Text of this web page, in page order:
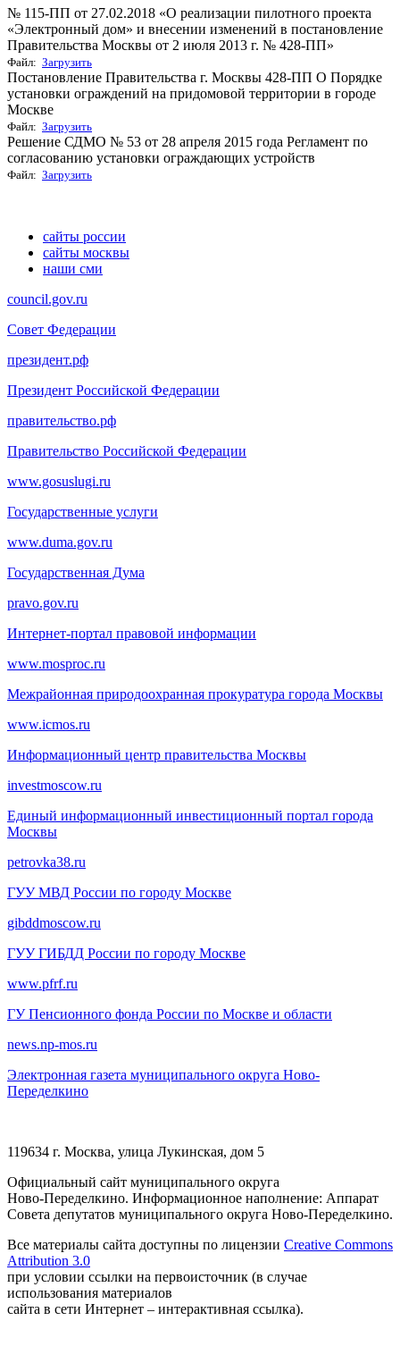
№ 115-ПП от 27.02.2018 «О реализации пилотного проекта
«Электронный дом» и внесении изменений в постановление
Правительства Москвы от 2 июля 2013 г. № 428-ПП»
Файл: Загрузить
Постановление Правительства г. Москвы 428-ПП О Порядке
установки ограждений на придомовой территории в городе
Москве
Файл: Загрузить
Решение СДМО № 53 от 28 апреля 2015 года Регламент по
согласованию установки ограждающих устройств
Файл: Загрузить
сайты россии
сайты москвы
наши сми
council.gov.ru
Совет Федерации
президент.рф
Президент Российской Федерации
правительство.рф
Правительство Российской Федерации
www.gosuslugi.ru
Государственные услуги
www.duma.gov.ru
Государственная Дума
pravo.gov.ru
Интернет-портал правовой информации
www.mosproc.ru
Межрайонная природоохранная прокуратура города Москвы
www.icmos.ru
Информационный центр правительства Москвы
investmoscow.ru
Единый информационный инвестиционный портал города
Москвы
petrovka38.ru
ГУУ МВД России по городу Москве
gibddmoscow.ru
ГУУ ГИБДД России по городу Москве
www.pfrf.ru
ГУ Пенсионного фонда России по Москве и области
news.np-mos.ru
Электронная газета муниципального округа Ново-
Переделкино
119634 г. Москва, улица Лукинская, дом 5
Официальный сайт муниципального округа
Ново-Переделкино. Информационное наполнение: Аппарат
Совета депутатов муниципального округа Ново-Переделкино.
Все материалы сайта доступны по лицензии Creative Commons
Attribution 3.0
при условии ссылки на первоисточник (в случае
использования материалов
сайта в сети Интернет – интерактивная ссылка).